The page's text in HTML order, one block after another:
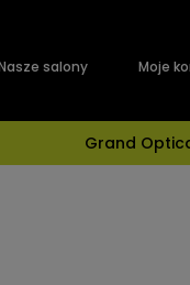
salony Moje
Grand